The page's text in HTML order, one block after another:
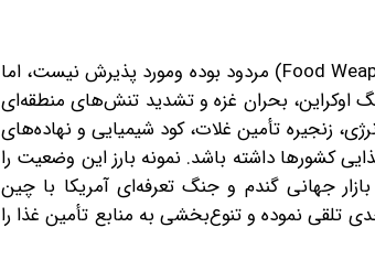
اگرچه در ادبیات رسمی روابط بین‌الملل استفاده از غذا به عنوان سلاح سیاسی (Food Weaponization) مردود بوده ومورد پذیرش نیست، اما
اوکراین، بحران غزه و تشدید تنش‌های منطقه‌ای
زنجیره تأمین غلات، کود شیمیایی و نهاده‌های
کشورها داشته باشد. نمونه بارز این وضعیت را
سال ۲۰۲۲ و تأثیر جنگ اوکراین بر بازار جهانی گندم و جنگ تعرفه‌ای آمریکا با چین
نموده و تنوع‌بخشی به منابع تأمین غذا را